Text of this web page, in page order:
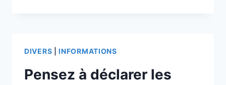
DÈS
DEMAIN
–
DIVERS INFORMATIONS
Pensez à déclarer les